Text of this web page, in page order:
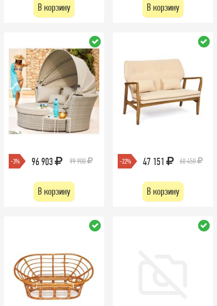
В корзину В корзину
-3% 96 903 99 900
В корзину
-22% 47 151 60 450
В корзину